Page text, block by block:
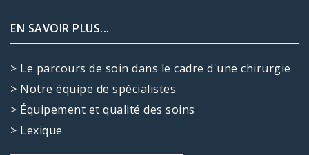
EN SAVOIR PLUS...
> Le parcours de soin dans le cadre d'une chirurgie
> Notre équipe de spécialistes
> Équipement et qualité des soins
> Lexique